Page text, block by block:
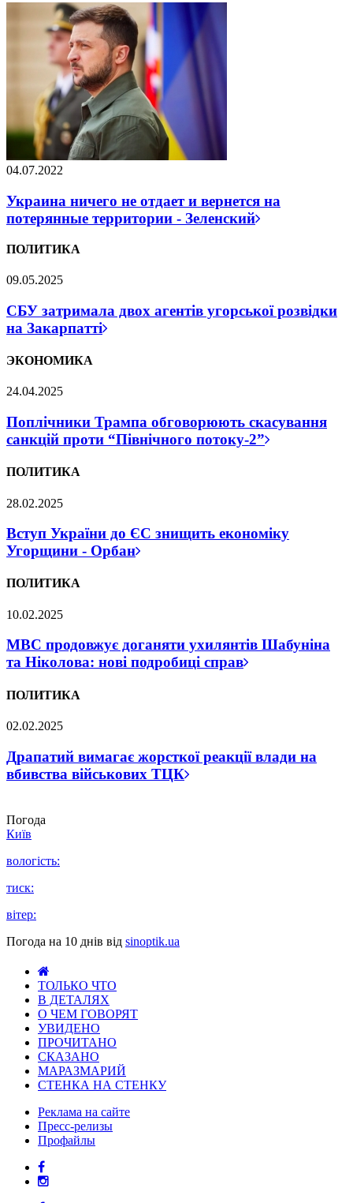
04.07.2022
Украина ничего не отдает и вернется на
потерянные территории - Зеленский
ПОЛИТИКА
09.05.2025
СБУ затримала двох агентів угорської розвідки
на Закарпатті
ЭКОНОМИКА
24.04.2025
Поплічники Трампа обговорюють скасування
санкцій проти “Північного потоку-2”
ПОЛИТИКА
28.02.2025
Вступ України до ЄС знищить економіку
Угорщини - Орбан
ПОЛИТИКА
10.02.2025
МВС продовжує доганяти ухилянтів Шабуніна
та Ніколова: нові подробиці справ
ПОЛИТИКА
02.02.2025
Драпатий вимагає жорсткої реакції влади на
вбивства військових ТЦК
Погода
Київ
вологість:
тиск:
вітер:
Погода на 10 днів від sinoptik.ua
ТОЛЬКО ЧТО
В ДЕТАЛЯХ
О ЧЕМ ГОВОРЯТ
УВИДЕНО
ПРОЧИТАНО
СКАЗАНО
МАРАЗМАРИЙ
СТЕНКА НА СТЕНКУ
Реклама на сайте
Пресс-релизы
Профайлы